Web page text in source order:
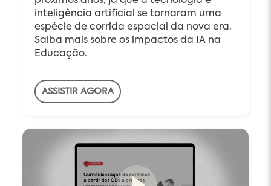
inteligência artificial se tornaram uma
espécie de corrida espacial da nova era.
Saiba mais sobre os impactos da IA na
Educação.
ASSISTIR AGORA